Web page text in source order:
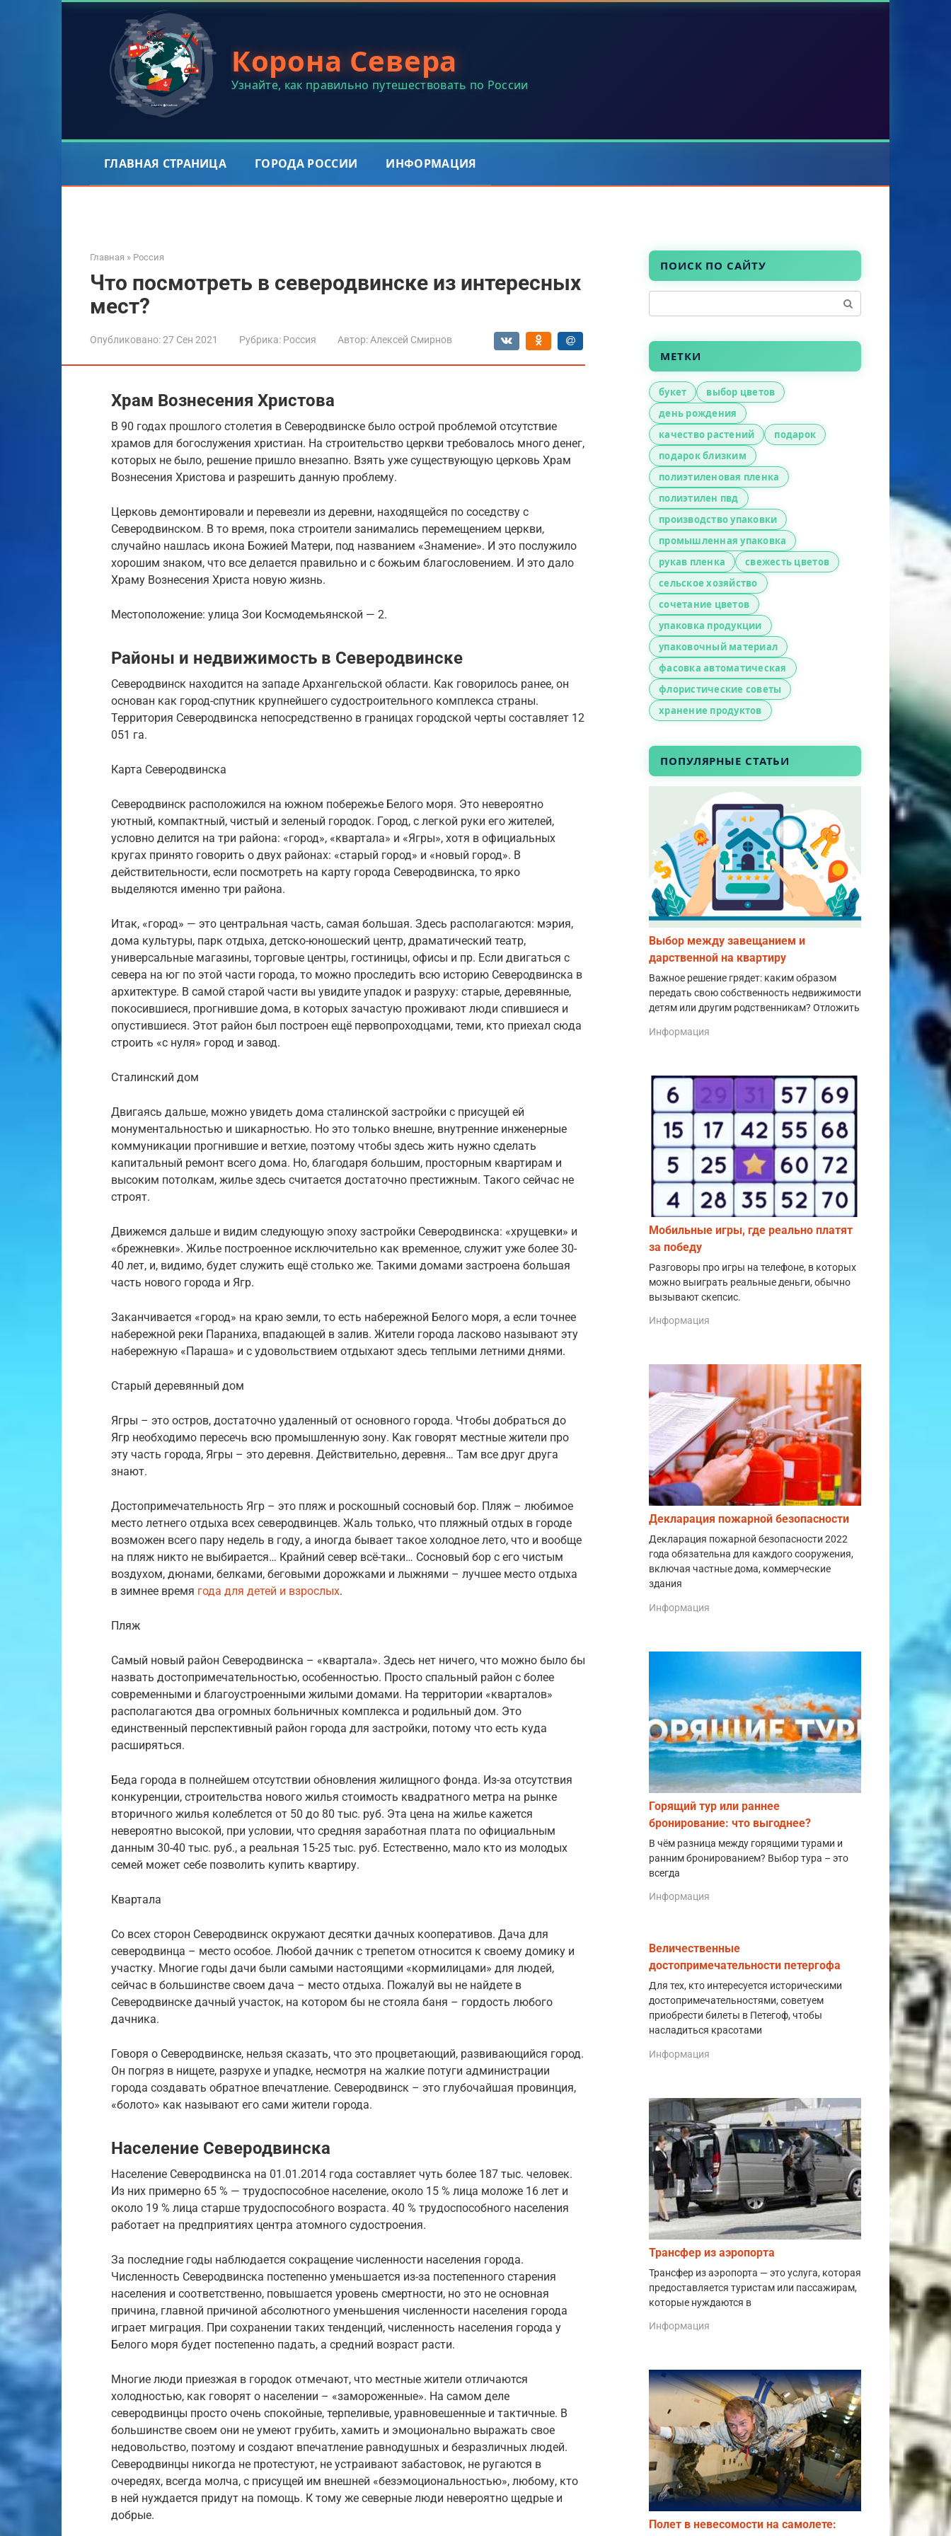
Корона Севера
Узнайте, как правильно путешествовать по России
ГЛАВНАЯ СТРАНИЦА ГОРОДА РОССИИ ИНФОРМАЦИЯ
Главная » Россия
Что посмотреть в северодвинске из интересных
мест?
Опубликовано:27 Сен 2021 Рубрика: Россия Автор: Алексей Смирнов
Храм Вознесения Христова
В 90 годах прошлого столетия в Северодвинске было острой проблемой отсутствие
храмов для богослужения христиан. На строительство церкви требовалось много денег,
которых не было, решение пришло внезапно. Взять уже существующую церковь Храм
Вознесения Христова и разрешить данную проблему.
Церковь демонтировали и перевезли из деревни, находящейся по соседству с
Северодвинском. В то время, пока строители занимались перемещением церкви,
случайно нашлась икона Божией Матери, под названием «Знамение». И это послужило
хорошим знаком, что все делается правильно и с божьим благословением. И это дало
Храму Вознесения Христа новую жизнь.
Местоположение: улица Зои Космодемьянской — 2.
Районы и недвижимость в Северодвинске
Северодвинск находится на западе Архангельской области. Как говорилось ранее, он
основан как город-спутник крупнейшего судостроительного комплекса страны.
Территория Северодвинска непосредственно в границах городской черты составляет 12
051 га.
Карта Северодвинска
Северодвинск расположился на южном побережье Белого моря. Это невероятно
уютный, компактный, чистый и зеленый городок. Город, с легкой руки его жителей,
условно делится на три района: «город», «квартала» и «Ягры», хотя в официальных
кругах принято говорить о двух районах: «старый город» и «новый город». В
действительности, если посмотреть на карту города Северодвинска, то ярко
выделяются именно три района.
Итак, «город» — это центральная часть, самая большая. Здесь располагаются: мэрия,
дома культуры, парк отдыха, детско-юношеский центр, драматический театр,
универсальные магазины, торговые центры, гостиницы, офисы и пр. Если двигаться с
севера на юг по этой части города, то можно проследить всю историю Северодвинска в
архитектуре. В самой старой части вы увидите упадок и разруху: старые, деревянные,
покосившиеся, прогнившие дома, в которых зачастую проживают люди спившиеся и
опустившиеся. Этот район был построен ещё первопроходцами, теми, кто приехал сюда
строить «с нуля» город и завод.
Сталинский дом
Двигаясь дальше, можно увидеть дома сталинской застройки с присущей ей
монументальностью и шикарностью. Но это только внешне, внутренние инженерные
коммуникации прогнившие и ветхие, поэтому чтобы здесь жить нужно сделать
капитальный ремонт всего дома. Но, благодаря большим, просторным квартирам и
высоким потолкам, жилье здесь считается достаточно престижным. Такого сейчас не
строят.
Движемся дальше и видим следующую эпоху застройки Северодвинска: «хрущевки» и
«брежневки». Жилье построенное исключительно как временное, служит уже более 30-
40 лет, и, видимо, будет служить ещё столько же. Такими домами застроена большая
часть нового города и Ягр.
Заканчивается «город» на краю земли, то есть набережной Белого моря, а если точнее
набережной реки Параниха, впадающей в залив. Жители города ласково называют эту
набережную «Параша» и с удовольствием отдыхают здесь теплыми летними днями.
Старый деревянный дом
Ягры – это остров, достаточно удаленный от основного города. Чтобы добраться до
Ягр необходимо пересечь всю промышленную зону. Как говорят местные жители про
эту часть города, Ягры – это деревня. Действительно, деревня… Там все друг друга
знают.
Достопримечательность Ягр – это пляж и роскошный сосновый бор. Пляж – любимое
место летнего отдыха всех северодвинцев. Жаль только, что пляжный отдых в городе
возможен всего пару недель в году, а иногда бывает такое холодное лето, что и вообще
на пляж никто не выбирается… Крайний север всё-таки… Сосновый бор с его чистым
воздухом, дюнами, белками, беговыми дорожками и лыжнями – лучшее место отдыха
в зимнее время года для детей и взрослых.
Пляж
Самый новый район Северодвинска – «квартала». Здесь нет ничего, что можно было бы
назвать достопримечательностью, особенностью. Просто спальный район с более
современными и благоустроенными жилыми домами. На территории «кварталов»
располагаются два огромных больничных комплекса и родильный дом. Это
единственный перспективный район города для застройки, потому что есть куда
расширяться.
Беда города в полнейшем отсутствии обновления жилищного фонда. Из-за отсутствия
конкуренции, строительства нового жилья стоимость квадратного метра на рынке
вторичного жилья колеблется от 50 до 80 тыс. руб. Эта цена на жилье кажется
невероятно высокой, при условии, что средняя заработная плата по официальным
данным 30-40 тыс. руб., а реальная 15-25 тыс. руб. Естественно, мало кто из молодых
семей может себе позволить купить квартиру.
Квартала
Со всех сторон Северодвинск окружают десятки дачных кооперативов. Дача для
северодвинца – место особое. Любой дачник с трепетом относится к своему домику и
участку. Многие годы дачи были самыми настоящими «кормилицами» для людей,
сейчас в большинстве своем дача – место отдыха. Пожалуй вы не найдете в
Северодвинске дачный участок, на котором бы не стояла баня – гордость любого
дачника.
Говоря о Северодвинске, нельзя сказать, что это процветающий, развивающийся город.
Он погряз в нищете, разрухе и упадке, несмотря на жалкие потуги администрации
города создавать обратное впечатление. Северодвинск – это глубочайшая провинция,
«болото» как называют его сами жители города.
Население Северодвинска
Население Северодвинска на 01.01.2014 года составляет чуть более 187 тыс. человек.
Из них примерно 65 % — трудоспособное население, около 15 % лица моложе 16 лет и
около 19 % лица старше трудоспособного возраста. 40 % трудоспособного населения
работает на предприятиях центра атомного судостроения.
За последние годы наблюдается сокращение численности населения города.
Численность Северодвинска постепенно уменьшается из-за постепенного старения
населения и соответственно, повышается уровень смертности, но это не основная
причина, главной причиной абсолютного уменьшения численности населения города
играет миграция. При сохранении таких тенденций, численность населения города у
Белого моря будет постепенно падать, а средний возраст расти.
Многие люди приезжая в городок отмечают, что местные жители отличаются
холодностью, как говорят о населении – «замороженные». На самом деле
северодвинцы просто очень спокойные, терпеливые, уравновешенные и тактичные. В
большинстве своем они не умеют грубить, хамить и эмоционально выражать свое
недовольство, поэтому и создают впечатление равнодушных и безразличных людей.
Северодвинцы никогда не протестуют, не устраивают забастовок, не ругаются в
очередях, всегда молча, с присущей им внешней «безэмоциональностью», любому, кто
в ней нуждается придут на помощь. К тому же северные люди невероятно щедрые и
добрые.
ПОИСК ПО САЙТУ
МЕТКИ
букет
выбор цветов
день рождения
качество растений
подарок
подарок близким
полиэтиленовая пленка
полиэтилен пвд
производство упаковки
промышленная упаковка
рукав пленка
свежесть цветов
сельское хозяйство
сочетание цветов
упаковка продукции
упаковочный материал
фасовка автоматическая
флористические советы
хранение продуктов
ПОПУЛЯРНЫЕ СТАТЬИ
Выбор между завещанием и
дарственной на квартиру
Важное решение грядет: каким образом
передать свою собственность недвижимости
детям или другим родственникам? Отложить
Информация
Мобильные игры, где реально платят
за победу
Разговоры про игры на телефоне, в которых
можно выиграть реальные деньги, обычно
вызывают скепсис.
Информация
Декларация пожарной безопасности
Декларация пожарной безопасности 2022
года обязательна для каждого сооружения,
включая частные дома, коммерческие
здания
Информация
Горящий тур или раннее
бронирование: что выгоднее?
В чём разница между горящими турами и
ранним бронированием? Выбор тура – это
всегда
Информация
Величественные
достопримечательности петергофа
Для тех, кто интересуется историческими
достопримечательностями, советуем
приобрести билеты в Петегоф, чтобы
насладиться красотами
Информация
Трансфер из аэропорта
Трансфер из аэропорта — это услуга, которая
предоставляется туристам или пассажирам,
которые нуждаются в
Информация
Полет в невесомости на самолете: